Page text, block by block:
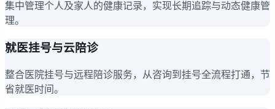
集中管理个人及家人的健康记录，实现长期追踪与动态健康管
理。
就医挂号与云陪诊
整合医院挂号与远程陪诊服务，从咨询到挂号全流程打通，节
省就医时间。